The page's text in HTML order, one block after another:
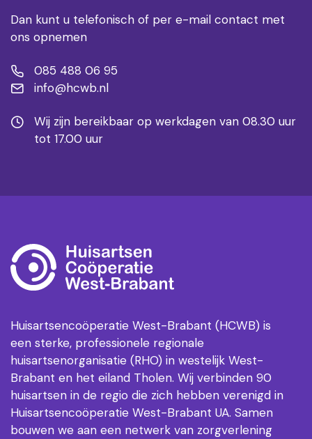
Dan kunt u telefonisch of per e-mail contact met
ons opnemen
085 488 06 95
info@hcwb.nl
Wij zijn bereikbaar op werkdagen van 08.30 uur
tot 17.00 uur
Huisartsencoöperatie West-Brabant (HCWB) is
een sterke, professionele regionale
huisartsenorganisatie (RHO) in westelijk West-
Brabant en het eiland Tholen. Wij verbinden 90
huisartsen in de regio die zich hebben verenigd in
Huisartsencoöperatie West-Brabant UA. Samen
bouwen we aan een netwerk van zorgverlening